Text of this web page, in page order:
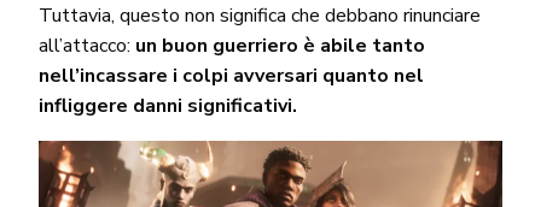
Tuttavia, questo non significa che debbano rinunciare
all’attacco: un buon guerriero è abile tanto
nell’incassare i colpi avversari quanto nel
infliggere danni significativi.